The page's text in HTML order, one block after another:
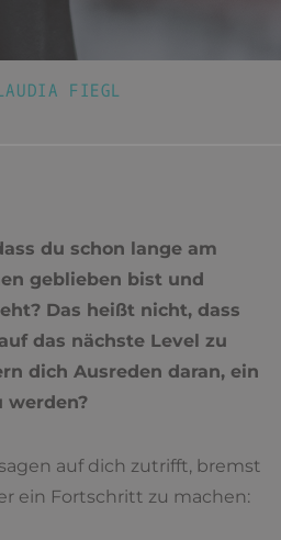
FIEGL
du schon lange am
geblieben bist und
Das heißt nicht, dass
das nächste Level zu
dich Ausreden daran, ein
werden?
auf dich zutrifft, bremst
ein Fortschritt zu machen: